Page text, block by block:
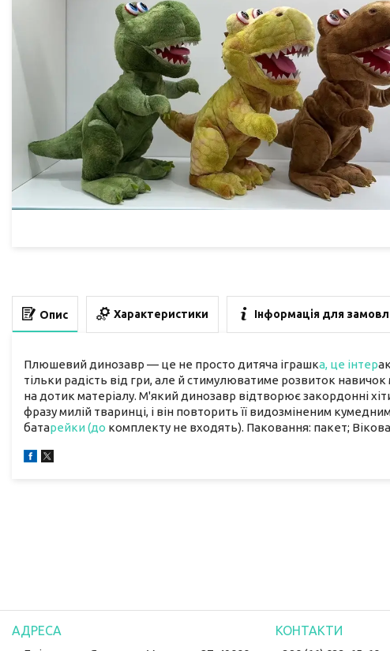
Опис Характеристики Інформація для
Плюшевий динозавр — це не просто дитяча іграшка, це інтер
тільки радість від гри, але й стимулюватиме розвиток
на дотик матеріалу. М'який динозавр відтворює закордонні
фразу милій тваринці, і він повторить її видозміненим
батарейки (до комплекту не входять). Паковання: пакет; Вікова